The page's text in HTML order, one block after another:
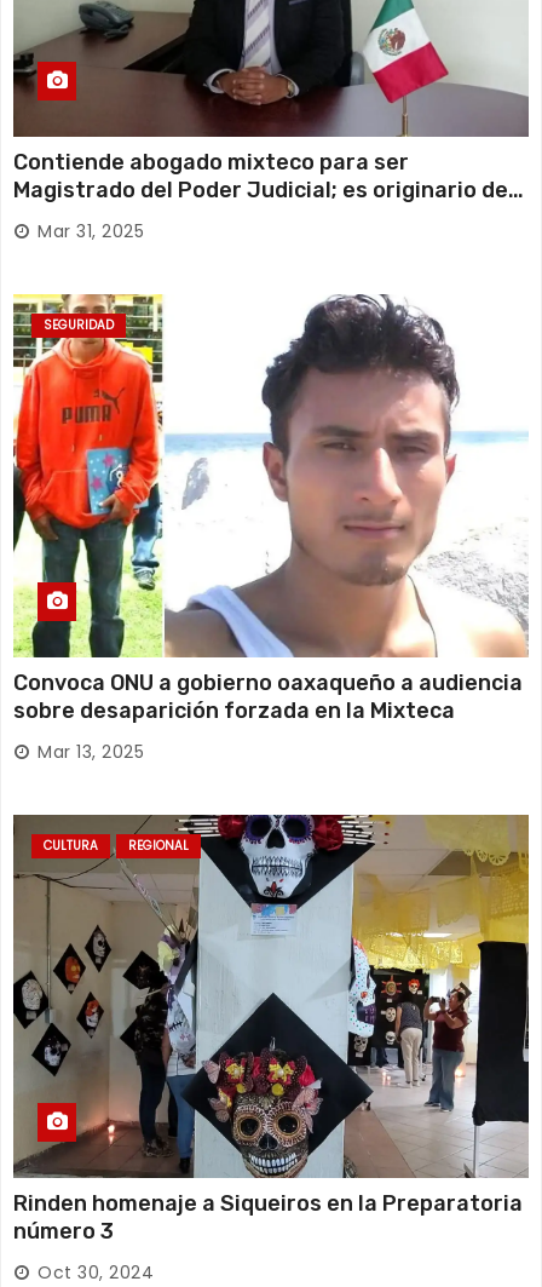
Contiende abogado mixteco para ser
Magistrado del Poder Judicial; es originario de
Huajuapan de León
Mar 31, 2025
SEGURIDAD
Convoca ONU a gobierno oaxaqueño a audiencia
sobre desaparición forzada en la Mixteca
Mar 13, 2025
CULTURA REGIONAL
Rinden homenaje a Siqueiros en la Preparatoria
número 3
Oct 30, 2024